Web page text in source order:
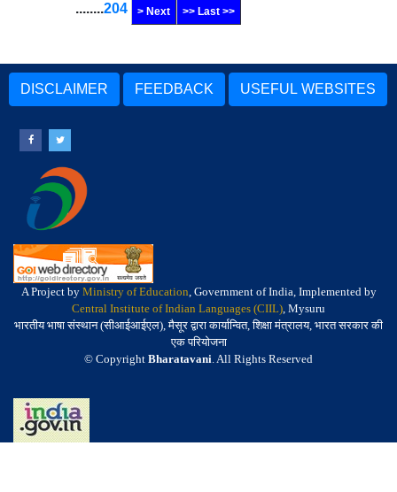
........204 > Next >> Last >>
DISCLAIMER FEEDBACK USEFUL WEBSITES
A Project by Ministry of Education, Government of India, Implemented by
Central Institute of Indian Languages (CIIL), Mysuru
भारतीय भाषा संस्थान (सीआईआईएल), मैसूर द्वारा कार्यान्वित, शिक्षा मंत्रालय, भारत सरकार की
एक परियोजना
© Copyright Bharatavani. All Rights Reserved